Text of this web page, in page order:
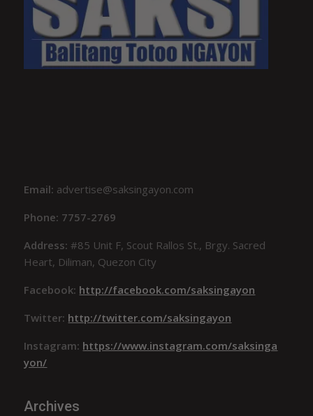
Email: advertise@saksingayon.com
Phone: 7757-2769
Address:#85 Unit F, Scout Rallos St., Brgy. Sacred
Heart, Diliman, Quezon City
Facebook: http://facebook.com/saksingayon
Twitter: http://twitter.com/saksingayon
Instagram: https://www.instagram.com/saksinga
yon/
Archives